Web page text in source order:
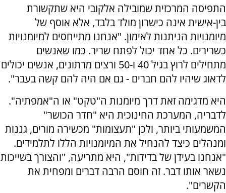
התפיסה המרכזית שמובילה אלקובי היא שתקשורת
בין-אישית אינה כישרון מולד בלבד, אלא אוסף של
מיומנויות הניתנות לאימון. "אנחנו מתייחסים למיומנויות
כשרירים. כל אחד יכול לפתח שריר. כמו שאנשים
מתחילים לרוץ בגיל 40 ו-50 ורצים מרתונים, אנשים יכולים
לדאוג שיהיו להם חברים - גם אם היה להם קשה בעבר".
היא מדגימה זאת דרך מיומנות ה"טקט" או ה"אמפתיה".
לדבריה, המערכת החינוכית היא "חדר הכושר"
המשמעותי ביותר, ולכן "תעצומות" מכשירה מורים, גננות
ומנהלים כיצד להנחיל את המיומנויות הללו לתלמידים.
"אנחנו בעידן של בדידות", היא מתריעה, "והצורך בשייכות
נשאר אותו דבר. זה חוסם הרבה דברים ומפחית את
הקשרים".